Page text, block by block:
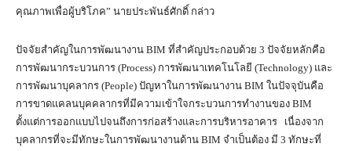
คุณภาพเพื่อผู้บริโภค” นายประพันธ์ศักดิ์ กล่าว
ปัจจัยสำคัญในการพัฒนางาน BIM ที่สำคัญประกอบด้วย 3 ปัจจัยหลักคือ
การพัฒนากระบวนการ (Process) การพัฒนาเทคโนโลยี (Technology) และ
การพัฒนาบุคลากร (People) ปัญหาในการพัฒนางาน BIM ในปัจจุบันคือ
การขาดแคลนบุคคลากรที่มีความเข้าใจกระบวนการทำงานของ BIM
ตั้งแต่การออกแบบไปจนถึงการก่อสร้างและการบริหารอาคาร เนื่องจาก
บุคลากรที่จะมีทักษะในการพัฒนางานด้าน BIM จำเป็นต้อง มี 3 ทักษะที่